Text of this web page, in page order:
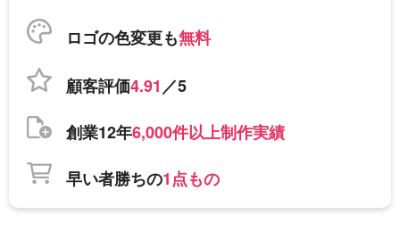
ロゴの色変更も無料
顧客評価4.91／5
創業12年6,000件以上制作実績
早い者勝ちの1点もの